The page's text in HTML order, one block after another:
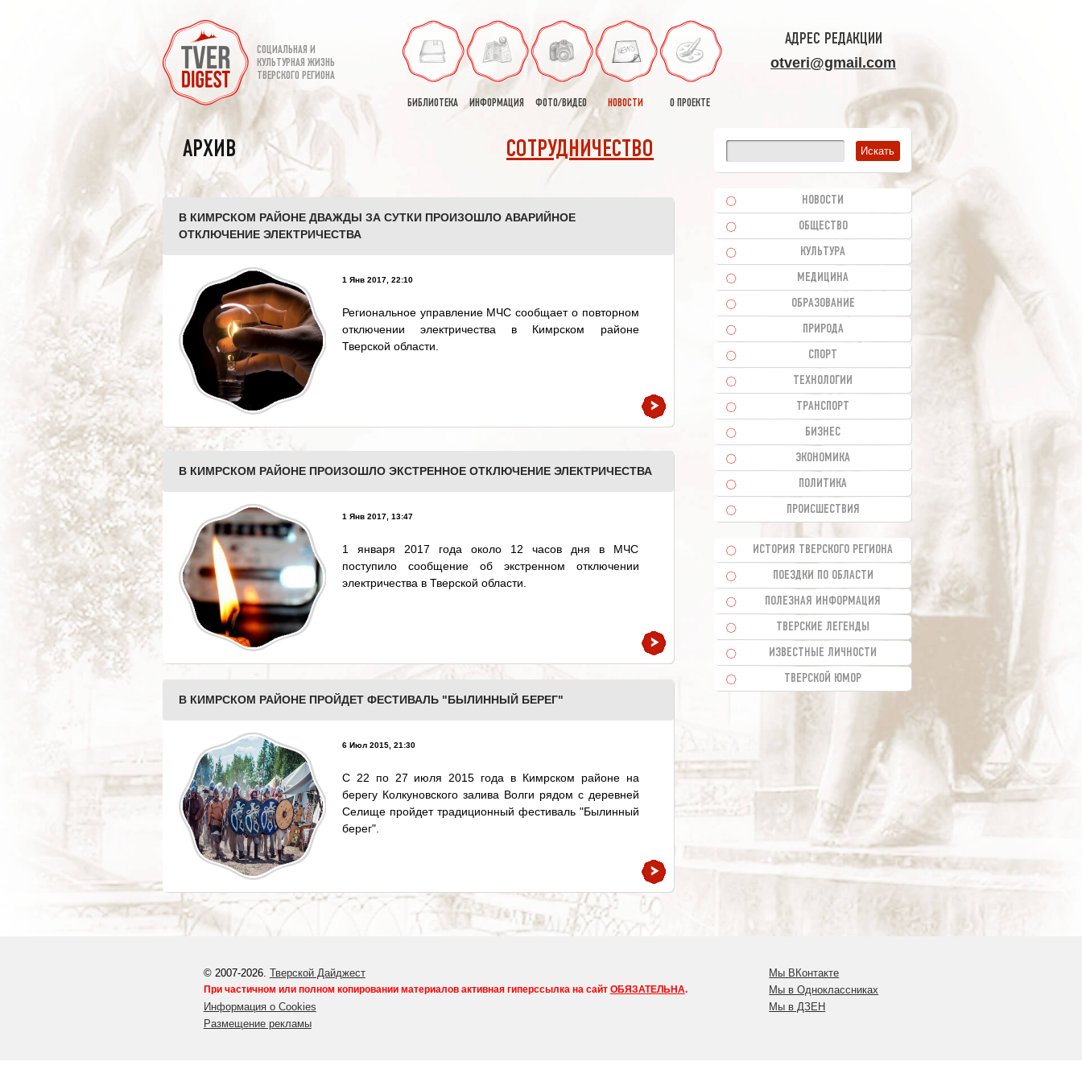
СОЦИАЛЬНАЯ И
КУЛЬТУРНАЯ ЖИЗНЬ
ТВЕРСКОГО РЕГИОНА
БИБЛИОТЕКА ИНФОРМАЦИЯ ФОТО/ВИДЕО НОВОСТИ О ПРОЕКТЕ
АДРЕС РЕДАКЦИИ
otveri@gmail.com
АРХИВ СОТРУДНИЧЕСТВО
В КИМРСКОМ РАЙОНЕ ДВАЖДЫ ЗА СУТКИ ПРОИЗОШЛО АВАРИЙНОЕ
ОТКЛЮЧЕНИЕ ЭЛЕКТРИЧЕСТВА
1 Янв 2017, 22:10
Региональное управление МЧС сообщает о повторном
отключении электричества в Кимрском районе
Тверской области.
В КИМРСКОМ РАЙОНЕ ПРОИЗОШЛО ЭКСТРЕННОЕ ОТКЛЮЧЕНИЕ ЭЛЕКТРИЧЕСТВА
1 Янв 2017, 13:47
1 января 2017 года около 12 часов дня в МЧС
поступило сообщение об экстренном отключении
электричества в Тверской области.
В КИМРСКОМ РАЙОНЕ ПРОЙДЕТ ФЕСТИВАЛЬ "БЫЛИННЫЙ БЕРЕГ"
6 Июл 2015, 21:30
С 22 по 27 июля 2015 года в Кимрском районе на
берегу Колкуновского залива Волги рядом с деревней
Селище пройдет традиционный фестиваль "Былинный
берег".
НОВОСТИ
ОБЩЕСТВО
КУЛЬТУРА
МЕДИЦИНА
ОБРАЗОВАНИЕ
ПРИРОДА
СПОРТ
ТЕХНОЛОГИИ
ТРАНСПОРТ
БИЗНЕС
ЭКОНОМИКА
ПОЛИТИКА
ПРОИСШЕСТВИЯ
ИСТОРИЯ ТВЕРСКОГО РЕГИОНА
ПОЕЗДКИ ПО ОБЛАСТИ
ПОЛЕЗНАЯ ИНФОРМАЦИЯ
ТВЕРСКИЕ ЛЕГЕНДЫ
ИЗВЕСТНЫЕ ЛИЧНОСТИ
ТВЕРСКОЙ ЮМОР
© 2007-2026. Тверской Дайджест
При частичном или полном копировании материалов активная гиперссылка на сайт ОБЯЗАТЕЛЬНА.
Информация о Cookies
Размещение рекламы
Мы ВКонтакте
Мы в Одноклассниках
Мы в ДЗЕН